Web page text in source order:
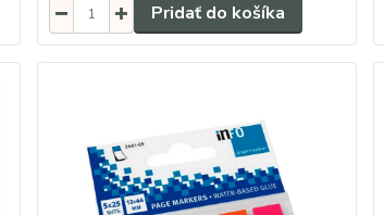
Pridať do košíka